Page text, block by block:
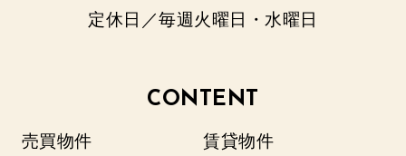
定休日／毎週火曜日・水曜日
CONTENT
売買物件
賃貸物件